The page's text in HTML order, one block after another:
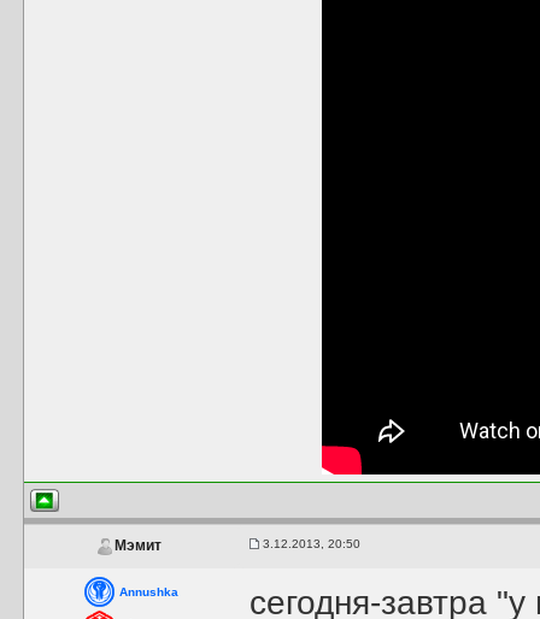
Мэмит 3.12.2013, 20:50
Annushka
сегодня-завтра